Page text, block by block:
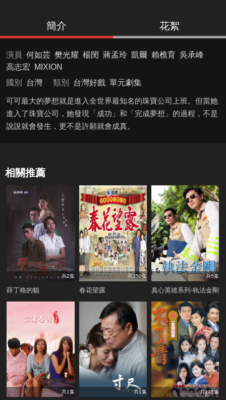
簡介 花絮
演員 何如芸 樊光耀 楊閔 蔣孟玲 凱爾 賴樵育 吳承峰
高志宏
MIXION
國別
台灣 類別 台灣好戲 單元劇集
可可最大的夢想就是進入全世界最知名的珠寶公司上班。但當她
進入了珠寶公司，她發現「成功」和「完成夢想」的過程，不是
說說就會發生，更不是許願就會成真。
相關推薦
共2集
薛丁格的貓
共350集
春花望露
共5集
真心英雄系列-執法金剛
共1集 共1集 共135集